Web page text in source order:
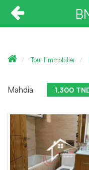
Tout l'immobilier
Mahdia 1,300